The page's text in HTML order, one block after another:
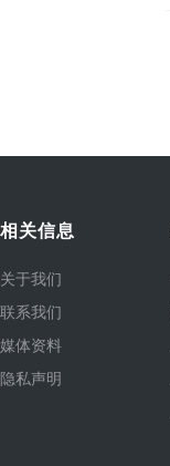
相关信息
关于我们
联系我们
媒体资料
隐私声明